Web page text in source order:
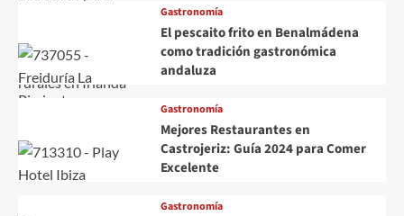
Gastronomía
El pescaito frito en Benalmádena
como tradición gastronómica
andaluza
Gastronomía
Mejores Restaurantes en
Castrojeriz: Guía 2024 para Comer
Excelente
Gastronomía